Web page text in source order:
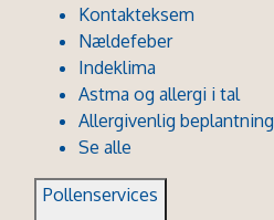
Kontakteksem
Nældefeber
Indeklima
Astma og allergi i tal
Allergivenlig beplantning
Se alle
Pollenservices